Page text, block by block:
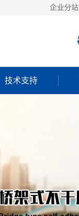
企业分站
技术支持